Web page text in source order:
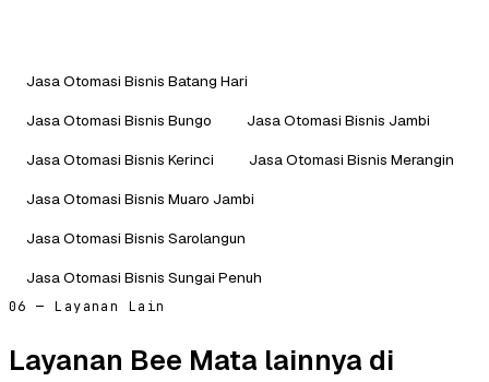
Jasa Otomasi Bisnis Batang Hari
Jasa Otomasi Bisnis Bungo
Jasa Otomasi Bisnis Jambi
Jasa Otomasi Bisnis Kerinci
Jasa Otomasi Bisnis Merangin
Jasa Otomasi Bisnis Muaro Jambi
Jasa Otomasi Bisnis Sarolangun
Jasa Otomasi Bisnis Sungai Penuh
06 — Layanan Lain
Layanan Bee Mata lainnya di